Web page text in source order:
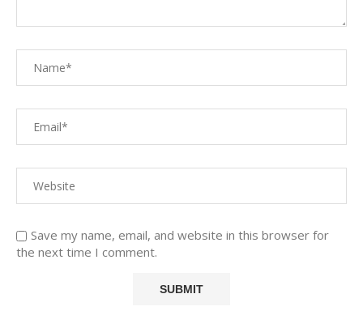
Save my name, email, and website in this browser for
the next time I comment.